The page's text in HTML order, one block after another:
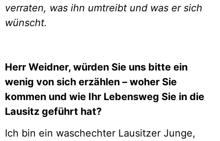
verraten, was ihn umtreibt und was er sich
wünscht.
Herr Weidner, würden Sie uns bitte ein
wenig von sich erzählen – woher Sie
kommen und wie Ihr Lebensweg Sie in die
Lausitz geführt hat?
Ich bin ein waschechter Lausitzer Junge,